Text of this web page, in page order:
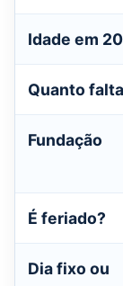
Idade em
Quanto falta
Fundação
É feriado?
Dia fixo ou